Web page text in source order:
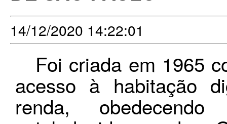
14/12/2020 14:22:01
Foi criada em 1965
acesso à habitação
renda,